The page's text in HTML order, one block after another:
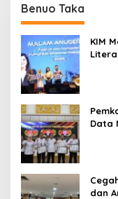
Benuo Taka
KIM
Data
dan